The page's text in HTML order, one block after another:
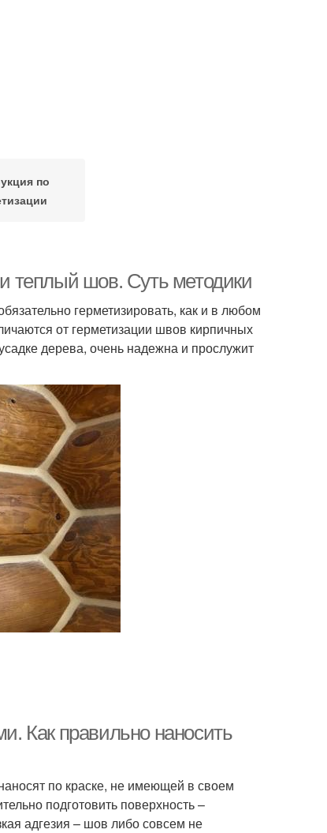
по
теплый шов. Суть методики
герметизировать, как и в любом
от герметизации швов кирпичных
дерева, очень надежна и прослужит
Как правильно наносить
по краске, не имеющей в своем
подготовить поверхность –
адгезия – шов либо совсем не